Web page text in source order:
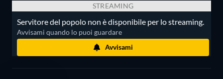
STREAMING
Servitore del popolo non è disponibile per lo streaming.
Avvisami quando lo puoi guardare
Avvisami